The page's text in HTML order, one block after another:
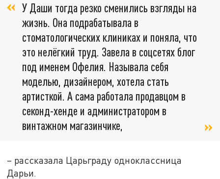
У Даши тогда резко сменились взгляды на
жизнь. Она подрабатывала в
стоматологических клиниках и поняла, что
это нелёгкий труд. Завела в соцсетях блог
под именем Офелия. Называла себя
моделью, дизайнером, хотела стать
артисткой. А сама работала продавцом в
секонд-хенде и администратором в
винтажном магазинчике,
– рассказала Царьграду одноклассница
Дарьи.